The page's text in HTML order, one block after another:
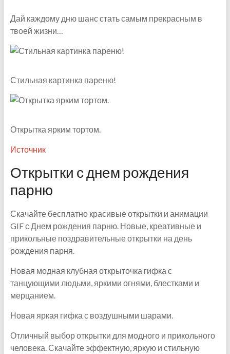
Дай каждому дню шанс стать самым прекрасным в
твоей жизни…
Стильная картинка пареню!
Открытка ярким тортом.
Источник
Открытки с днем рождения
парню
Скачайте бесплатно красивые открытки и анимации
GIF с Днем рождения парню. Новые, креативные и
прикольные поздравительные открытки на день
рождения парня.
Новая модная клубная открыточка гифка с
танцующими людьми, яркими огнями, блестками и
мерцанием.
Новая яркая гифка с воздушными шарами.
Отличный выбор открытки для модного и прикольного
человека. Скачайте эффектную, яркую и стильную